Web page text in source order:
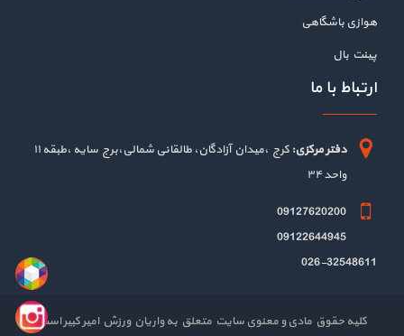
هوازی باشگاهی
پینت بال
ارتباط با ما
دفتر مرکزی:
کرج ،میدان آزادگان، طالقانی شمالی،برج سایه ،طبقه ۱۱
واحد ۳۴
09127620200
09122644945
026-32548611
کلیه حقوق مادی و معنوی سایت متعلق به واریان ورزش امیر کبیر است